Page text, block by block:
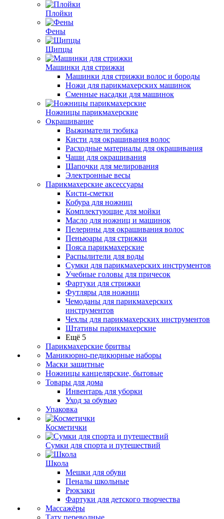
Плойки
Фены
Щипцы
Машинки для стрижки
Машинки для стрижки волос и бороды
Ножи для парикмахерских машинок
Сменные насадки для машинок
Ножницы парикмахерские
Окрашивание
Выжиматели тюбика
Кисти для окрашивания волос
Расходные материалы для окрашивания
Чаши для окрашивания
Шапочки для мелирования
Электронные весы
Парикмахерские аксессуары
Кисти-сметки
Кобура для ножниц
Комплектующие для мойки
Масло для ножниц и машинок
Пелерины для окрашивания волос
Пеньюары для стрижки
Пояса парикмахерские
Распылители для воды
Сумки для парикмахерских инструментов
Учебные головы для причесок
Фартуки для стрижки
Футляры для ножниц
Чемоданы для парикмахерских
инструментов
Чехлы для парикмахерских инструментов
Штативы парикмахерские
Ещё 5
Парикмахерские бритвы
Маникюрно-педикюрные наборы
Маски защитные
Ножницы канцелярские, бытовые
Товары для дома
Инвентарь для уборки
Уход за обувью
Упаковка
Косметички
Сумки для спорта и путешествий
Школа
Мешки для обуви
Пеналы школьные
Рюкзаки
Фартуки для детского творчества
Массажёры
Тату переводные